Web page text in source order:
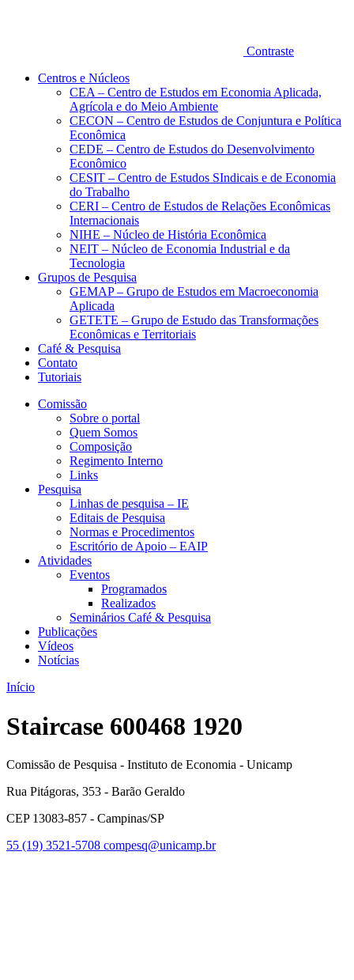
Contraste
Centros e Núcleos
CEA – Centro de Estudos em Economia Aplicada,
Agrícola e do Meio Ambiente
CECON – Centro de Estudos de Conjuntura e Política
Econômica
CEDE – Centro de Estudos do Desenvolvimento
Econômico
CESIT – Centro de Estudos SIndicais e de Economia
do Trabalho
CERI – Centro de Estudos de Relações Econômicas
Internacionais
NIHE – Núcleo de História Econômica
NEIT – Núcleo de Economia Industrial e da
Tecnologia
Grupos de Pesquisa
GEMAP – Grupo de Estudos em Macroeconomia
Aplicada
GETETE – Grupo de Estudo das Transformações
Econômicas e Territoriais
Café & Pesquisa
Contato
Tutoriais
Comissão
Sobre o portal
Quem Somos
Composição
Regimento Interno
Links
Pesquisa
Linhas de pesquisa – IE
Editais de Pesquisa
Normas e Procedimentos
Escritório de Apoio – EAIP
Atividades
Eventos
Programados
Realizados
Seminários Café & Pesquisa
Publicações
Vídeos
Notícias
Início
Staircase 600468 1920
Comissão de Pesquisa - Instituto de Economia - Unicamp
Rua Pitágoras, 353 - Barão Geraldo
CEP 13083-857 - Campinas/SP
55 (19) 3521-5708 compesq@unicamp.br